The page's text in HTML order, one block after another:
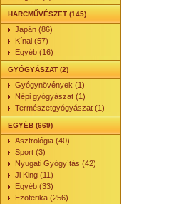
HARCMŰVÉSZET (145)
Japán (86)
Kínai (57)
Egyéb (16)
GYÓGYÁSZAT (2)
Gyógynövények (1)
Népi gyógyászat (1)
Természetgyógyászat (1)
EGYÉB (669)
Asztrológia (40)
Sport (3)
Nyugati Gyógyítás (42)
Ji King (11)
Egyéb (33)
Ezoterika (256)